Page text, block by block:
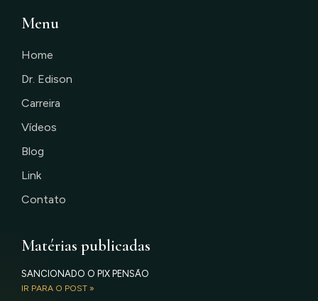
Menu
Home
Dr. Edison
Carreira
Vídeos
Blog
Link
Contato
Matérias publicadas
SANCIONADO O PIX PENSÃO
IR PARA O POST »